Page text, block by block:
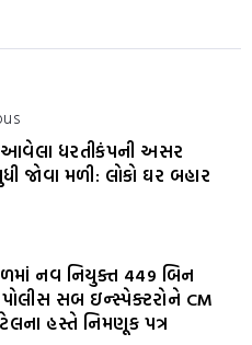
આવેલા ધરતીકંપની અસર
જોવા મળી: લોકો ઘર બહાર
નવ નિયુક્ત 449 બિન
પોલીસ સબ ઇન્સ્પેક્ટરોને CM
હસ્તે નિમણૂક પત્ર